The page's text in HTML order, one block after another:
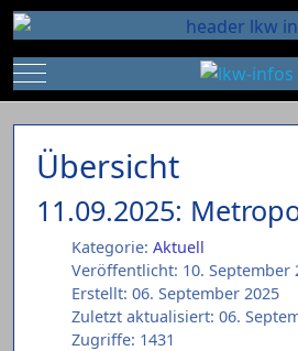
Mobile Menu Toggle
Übersicht
11.09.2025:
Kategorie: Aktuell
Veröffentlicht: 10. September
Erstellt: 06. September 2025
Zuletzt aktualisiert: 06.
Zugriffe: 1431